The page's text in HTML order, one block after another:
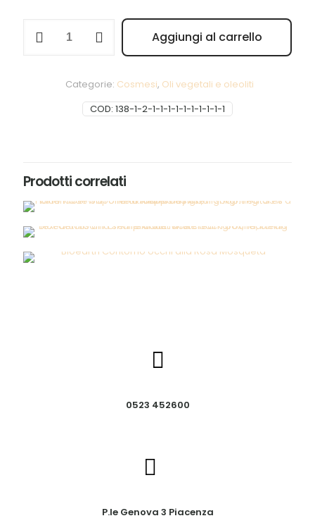
Aggiungi al carrello
Alternative:
COD: 138-1-2-1-1-1-1-1-1-1-1-1-1
Categorie: Cosmesi, Oli vegetali e oleoliti
Prodotti correlati
0523 452600
P.le Genova 3 Piacenza